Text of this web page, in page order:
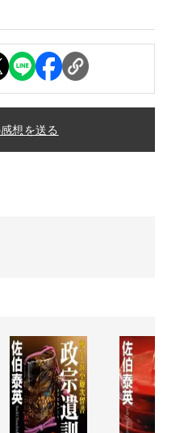
想を送る